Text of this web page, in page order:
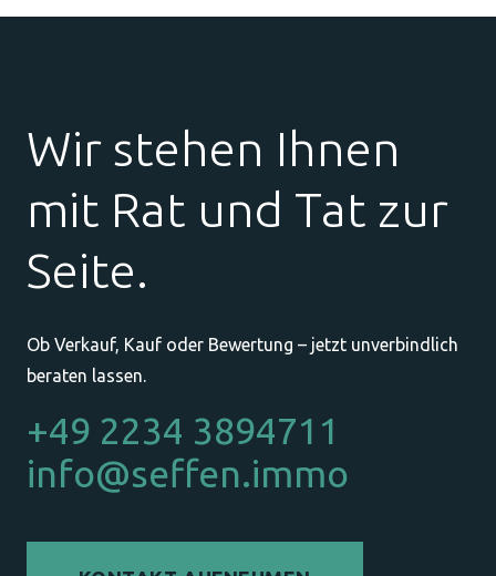
Wir stehen Ihnen
mit Rat und Tat zur
Seite.
Ob Verkauf, Kauf oder Bewertung – jetzt unverbindlich
beraten lassen.
+49 2234 3894711
info@seffen.immo